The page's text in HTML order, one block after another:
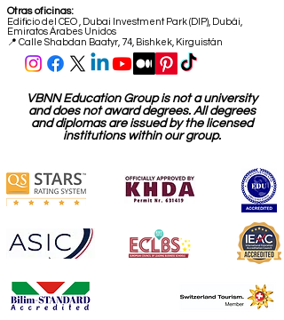
Otras oficinas:
Edificio del CEO, Dubai Investment Park (DIP), Dubái,
Emiratos Árabes Unidos
📍 Calle Shabdan Baatyr, 74, Bishkek, Kirguistán
VBNN Education Group is not a university
and does not award degrees. All degrees
and diplomas are issued by the licensed
institutions within our group.